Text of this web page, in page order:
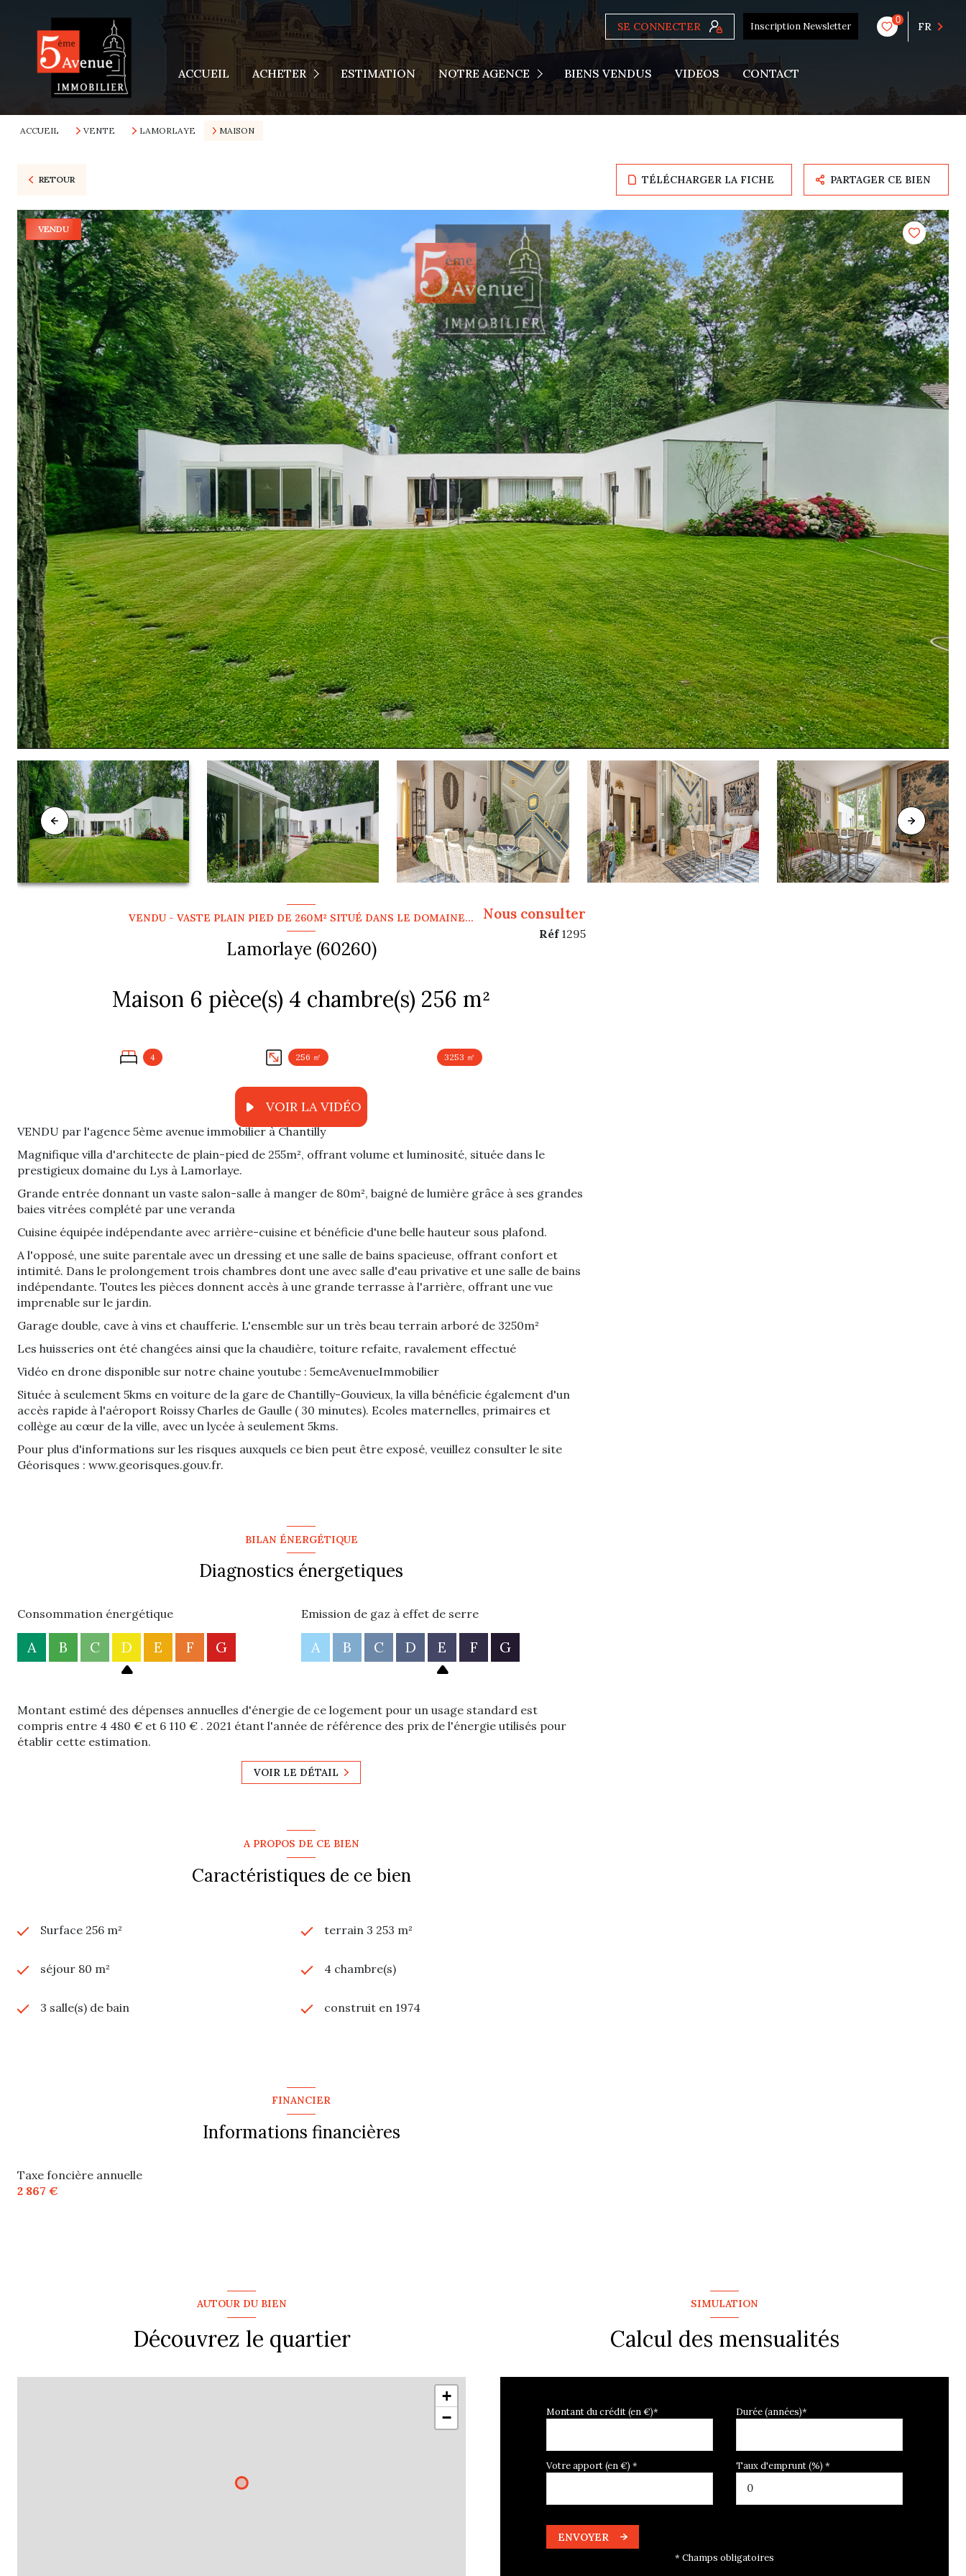
SE CONNECTER Inscription Newsletter
0
FR
ACCUEIL ACHETER
Appartements
Maisons
Terrains
Autres Biens
ESTIMATION NOTRE AGENCE
Actualités
Nous Rejoindre
BIENS VENDUS VIDEOS CONTACT
ACCUEIL VENTE LAMORLAYE MAISON
RETOUR TÉLÉCHARGER LA FICHE PARTAGER CE BIEN
VENDU
VENDU - VASTE PLAIN PIED DE 260M² SITUÉ DANS LE DOMAINE...
Lamorlaye (60260)
Maison 6 pièce(s) 4 chambre(s) 256 m²
4 256 ㎡ 3253 ㎡
Nous consulter
Réf 1295
VENDU par l'agence 5ème avenue immobilier à Chantilly
Magnifique villa d'architecte de plain-pied de 255m², offrant volume et luminosité, située dans le
prestigieux domaine du Lys à Lamorlaye.
Grande entrée donnant un vaste salon-salle à manger de 80m², baigné de lumière grâce à ses grandes
baies vitrées complété par une veranda
Cuisine équipée indépendante avec arrière-cuisine et bénéficie d'une belle hauteur sous plafond.
A l'opposé, une suite parentale avec un dressing et une salle de bains spacieuse, offrant confort et
intimité. Dans le prolongement trois chambres dont une avec salle d'eau privative et une salle de bains
indépendante. Toutes les pièces donnent accès à une grande terrasse à l'arrière, offrant une vue
imprenable sur le jardin.
Garage double, cave à vins et chaufferie. L'ensemble sur un très beau terrain arboré de 3250m²
Les huisseries ont été changées ainsi que la chaudière, toiture refaite, ravalement effectué
Vidéo en drone disponible sur notre chaine youtube : 5emeAvenueImmobilier
Située à seulement 5kms en voiture de la gare de Chantilly-Gouvieux, la villa bénéficie également d'un
accès rapide à l'aéroport Roissy Charles de Gaulle ( 30 minutes). Ecoles maternelles, primaires et
collège au cœur de la ville, avec un lycée à seulement 5kms.
Pour plus d'informations sur les risques auxquels ce bien peut être exposé, veuillez consulter le site
Géorisques : www.georisques.gouv.fr.
BILAN ÉNERGÉTIQUE
Diagnostics énergetiques
Consommation énergétique
A B C D E F G
Emission de gaz à effet de serre
A B C D E F G
Montant estimé des dépenses annuelles d'énergie de ce logement pour un usage standard est
compris entre 4 480 € et 6 110 € . 2021 étant l'année de référence des prix de l'énergie utilisés pour
établir cette estimation.
VOIR LE DÉTAIL
A PROPOS DE CE BIEN
Caractéristiques de ce bien
Surface 256 m² terrain 3 253 m²
séjour 80 m² 4 chambre(s)
3 salle(s) de bain construit en 1974
FINANCIER
Informations financières
Taxe foncière annuelle
2 867 €
AUTOUR DU BIEN
Découvrez le quartier
+
−
SIMULATION
Calcul des mensualités
Montant du crédit (en €)* Durée (années)*
Votre apport (en €) * Taux d'emprunt (%) *
ENVOYER
* Champs obligatoires